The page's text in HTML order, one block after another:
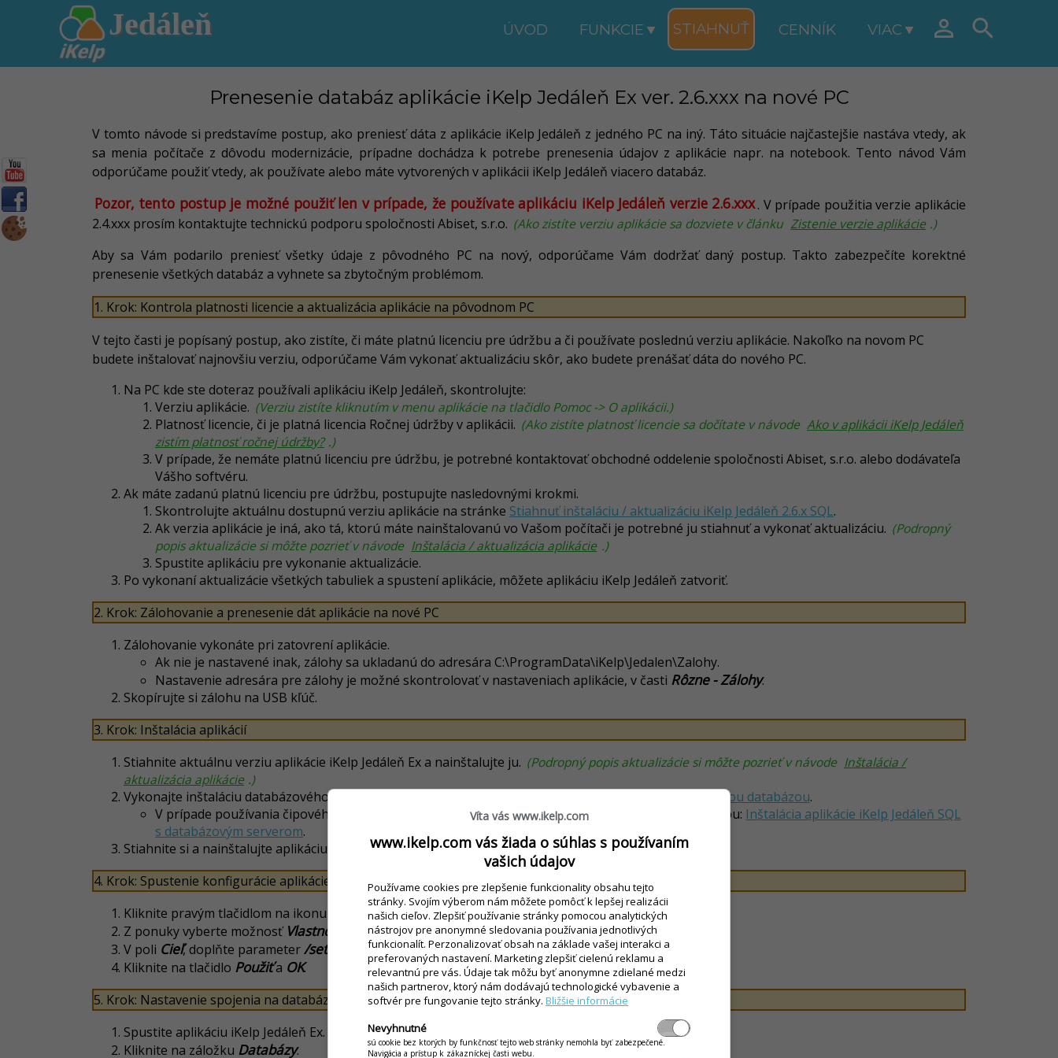
Jedáleň ÚVOD FUNKCIE STIAHNUŤ CENNÍK VIAC  
Prenesenie databáz aplikácie iKelp Jedáleň Ex ver. 2.6.xxx na nové PC
V tomto návode si predstavíme postup, ako preniesť dáta z aplikácie iKelp Jedáleň z jedného PC na iný. Táto situácie najčastejšie nastáva vtedy, ak
sa menia počítače z dôvodu modernizácie, prípadne dochádza k potrebe prenesenia údajov z aplikácie napr. na notebook. Tento návod Vám
odporúčame použiť vtedy, ak používate alebo máte vytvorených v aplikácii iKelp Jedáleň viacero databáz.
Pozor, tento postup je možné použiť len v prípade, že používate aplikáciu iKelp Jedáleň verzie 2.6.xxx. V prípade použitia verzie aplikácie
2.4.xxx prosím kontaktujte technickú podporu spoločnosti Abiset, s.r.o. (Ako zistíte verziu aplikácie sa dozviete v článku Zistenie verzie aplikácie .)
Aby sa Vám podarilo preniesť všetky údaje z pôvodného PC na nový, odporúčame Vám dodržať daný postup. Takto zabezpečíte korektné
prenesenie všetkých databáz a vyhnete sa zbytočným problémom.
1. Krok: Kontrola platnosti licencie a aktualizácia aplikácie na pôvodnom PC
V tejto časti je popísaný postup, ako zistíte, či máte platnú licenciu pre údržbu a či používate poslednú verziu aplikácie. Nakoľko na novom PC
budete inštalovať najnovšiu verziu, odporúčame Vám vykonať aktualizáciu skôr, ako budete prenášať dáta do nového PC.
Na PC kde ste doteraz používali aplikáciu iKelp Jedáleň, skontrolujte:
Verziu aplikácie. (Verziu zistíte kliknutím v menu aplikácie na tlačidlo Pomoc -> O aplikácii.)
Platnosť licencie, či je platná licencia Ročnej údržby v aplikácii. (Ako zistíte platnosť licencie sa dočítate v návode Ako v aplikácii iKelp Jedáleň
zistím platnosť ročnej údržby? .)
V prípade, že nemáte platnú licenciu pre údržbu, je potrebné kontaktovať obchodné oddelenie spoločnosti Abiset, s.r.o. alebo dodávateľa
Vášho softvéru.
Ak máte zadanú platnú licenciu pre údržbu, postupujte nasledovnými krokmi.
Skontrolujte aktuálnu dostupnú verziu aplikácie na stránke Stiahnuť inštaláciu / aktualizáciu iKelp Jedáleň 2.6.x SQL.
Ak verzia aplikácie je iná, ako tá, ktorú máte nainštalovanú vo Vašom počítači je potrebné ju stiahnuť a vykonať aktualizáciu. (Podropný
popis aktualizácie si môžte pozrieť v návode Inštalácia / aktualizácia aplikácie .)
Spustite aplikáciu pre vykonanie aktualizácie.
Po vykonaní aktualizácie všetkých tabuliek a spustení aplikácie, môžete aplikáciu iKelp Jedáleň zatvoriť.
2. Krok: Zálohovanie a prenesenie dát aplikácie na nové PC
Zálohovanie vykonáte pri zatovrení aplikácie.
Ak nie je nastavené inak, zálohy sa ukladanú do adresára C:\ProgramData\iKelp\Jedalen\Zalohy.
Nastavenie adresára pre zálohy je možné skontrolovať v nastaveniach aplikácie, v časti Rôzne - Zálohy.
Skopírujte si zálohu na USB kľúč.
3. Krok: Inštalácia aplikácií
Stiahnite aktuálnu verziu aplikácie iKelp Jedáleň Ex a nainštalujte ju. (Podropný popis aktualizácie si môžte pozrieť v návode Inštalácia /
aktualizácia aplikácie .)
Vykonajte inštaláciu databázového servera podľa návodu
Inštalácia aplikácie iKelp Jedáleň SQL s lokálnou databázou.
V prípade používania čipového systému je potrebné nainštalovať databázový server podľa postupu: Inštalácia aplikácie iKelp Jedáleň SQL
s databázovým serverom.
Stiahnite si a nainštalujte aplikáciu SQL Management Studio pre správu databáz TU.
4. Krok: Spustenie konfigurácie aplikácie pre napojenie na databázový server
Kliknite pravým tlačidlom na ikonu novej inštalácie aplikácie Jedáleň Ex na pracovnej ploche.
Z ponuky vyberte možnosť Vlastnosti
V poli Cieľ, doplňte parameter/setup ("C:\Program Files (x86)\iKelp\Jedalen\jedalen.exe" /setup)
Kliknite na tlačidlo Použiťa OK.
5. Krok: Nastavenie spojenia na databázový server
Spustite aplikáciu iKelp Jedáleň Ex.
Kliknite na záložku Databázy.
Víta vás www.ikelp.com
www.ikelp.com vás žiada o súhlas s používaním
vašich údajov
Používame cookies pre zlepšenie funkcionality obsahu tejto
stránky. Svojím výberom nám môžete pomôcť k lepšej realizácii
našich cieľov. Zlepšiť používanie stránky pomocou analytických
nástrojov pre anonymné sledovania používania jednotlivých
funkcionalít. Perzonalizovať obsah na základe vašej interakci a
preferovaných nastavení. Marketing zlepšiť cielenú reklamu a
relevantnú pre vás. Údaje tak môžu byť anonymne zdielané medzi
našich partnerov, ktorý nám dodávajú technologické vybavenie a
softvér pre fungovanie tejto stránky. Bližšie informácie
Nevyhnutné
sú cookie bez ktorých by funkčnosť tejto web stránky nemohla byť zabezpečené.
Navigácia a prístup k zákazníckej časti webu.